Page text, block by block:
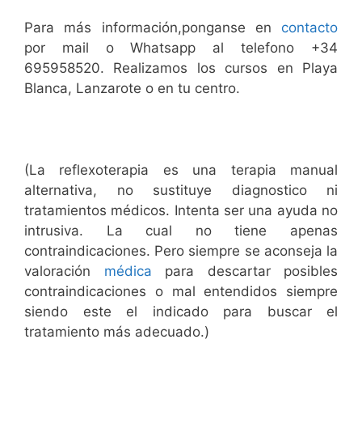
Para más información,ponganse en contacto
por mail o Whatsapp al telefono +34
695958520. Realizamos los cursos en Playa
Blanca, Lanzarote o en tu centro.
(La reflexoterapia es una terapia manual
alternativa, no sustituye diagnostico ni
tratamientos médicos. Intenta ser una ayuda no
intrusiva. La cual no tiene apenas
contraindicaciones. Pero siempre se aconseja la
valoración médica para descartar posibles
contraindicaciones o mal entendidos siempre
siendo este el indicado para buscar el
tratamiento más adecuado.)